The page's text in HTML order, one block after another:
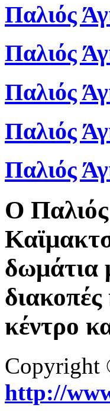
Παλιός
Παλιός
Παλιός
Παλιός
Παλιός
Ο
δωμάτια
διακοπές
κέντρο
Copyright
http://